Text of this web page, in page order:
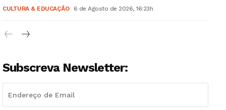
SUBSCREVA JÁ!
Institucional
Artigos
Edição Digital
CULTURA & EDUCAÇÃO 6 de Agosto de 2026, 16:23h
Subscreva Newsletter: